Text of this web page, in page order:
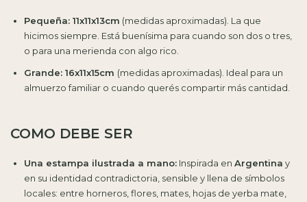
Pequeña: 11x11x13cm (medidas aproximadas). La que
hicimos siempre. Está buenísima para cuando son dos o tres,
o para una merienda con algo rico.
Grande: 16x11x15cm (medidas aproximadas). Ideal para un
almuerzo familiar o cuando querés compartir más cantidad.
COMO DEBE SER
Una estampa ilustrada a mano: Inspirada en Argentina y
en su identidad contradictoria, sensible y llena de símbolos
locales: entre horneros, flores, mates, hojas de yerba mate,